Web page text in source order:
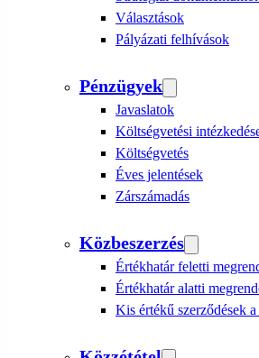
Választások
Pályázati felhívások
Pénzügyek
Javaslatok
Költségvetési
Költségvetés
Éves jelentések
Zárszámadás
Közbeszerzés
Értékhatár feletti
Értékhatár alatti
Kis értékű szerződések